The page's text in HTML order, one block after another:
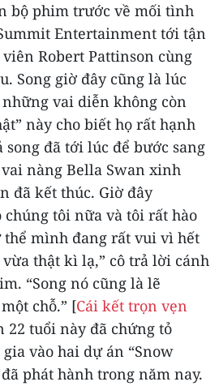
bộ phim trước về mối tình
Entertainment tới tận
Robert Pattinson cùng
Song giờ đây cũng là lúc
vai diễn không còn
này cho biết họ rất hạnh
đã tới lúc để bước sang
nàng Bella Swan xinh
đã kết thúc. Giờ đây
tôi nữa và tôi rất hào
thể mình đang rất vui vì hết
thật kì lạ,” cô trả lời cánh
“Song nó cũng là lẽ
chỗ.” [Cái kết trọn vẹn
22 tuổi này đã chứng tỏ
vào hai dự án “Snow
phát hành trong năm nay.